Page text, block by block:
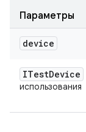
Параметры
device
ITestDevice
использования